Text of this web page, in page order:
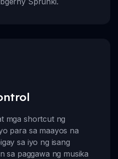
mga shortcut ng
para sa maayos na
sa iyo ng isang
sa paggawa ng musika